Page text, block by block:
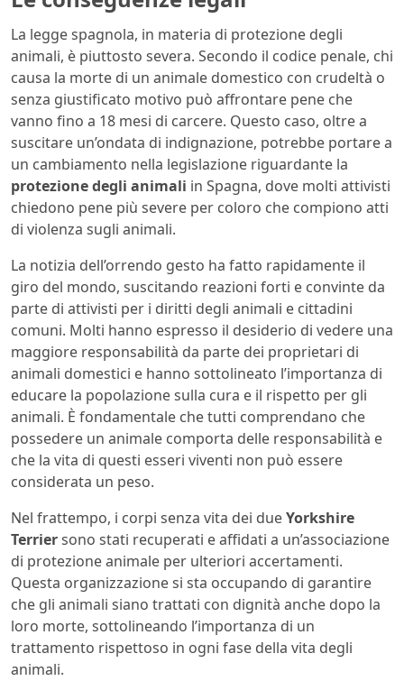
La legge spagnola, in materia di protezione degli
animali, è piuttosto severa. Secondo il codice penale, chi
causa la morte di un animale domestico con crudeltà o
senza giustificato motivo può affrontare pene che
vanno fino a 18 mesi di carcere. Questo caso, oltre a
suscitare un’ondata di indignazione, potrebbe portare a
un cambiamento nella legislazione riguardante la
protezione degli animali in Spagna, dove molti attivisti
chiedono pene più severe per coloro che compiono atti
di violenza sugli animali.
La notizia dell’orrendo gesto ha fatto rapidamente il
giro del mondo, suscitando reazioni forti e convinte da
parte di attivisti per i diritti degli animali e cittadini
comuni. Molti hanno espresso il desiderio di vedere una
maggiore responsabilità da parte dei proprietari di
animali domestici e hanno sottolineato l’importanza di
educare la popolazione sulla cura e il rispetto per gli
animali. È fondamentale che tutti comprendano che
possedere un animale comporta delle responsabilità e
che la vita di questi esseri viventi non può essere
considerata un peso.
Nel frattempo, i corpi senza vita dei dueYorkshire
Terriersono stati recuperati e affidati a un’associazione
di protezione animale per ulteriori accertamenti.
Questa organizzazione si sta occupando di garantire
che gli animali siano trattati con dignità anche dopo la
loro morte, sottolineando l’importanza di un
trattamento rispettoso in ogni fase della vita degli
animali.